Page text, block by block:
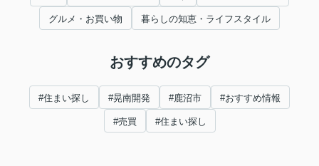
グルメ・お買い物 暮らしの知恵・ライフスタイル
おすすめのタグ
#住まい探し #晃南開発 #鹿沼市 #おすすめ情報
#売買 #住まい探し